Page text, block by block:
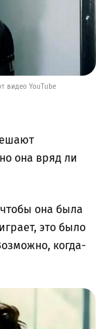
видео YouTube
она вряд ли
она была
это было
когда-